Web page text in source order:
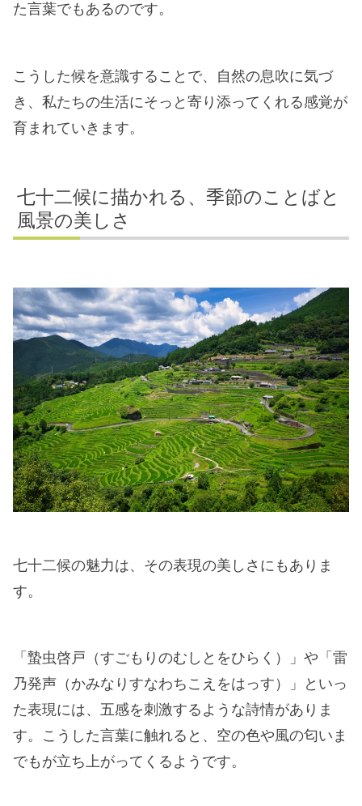
た言葉でもあるのです。
こうした候を意識することで、自然の息吹に気づ
き、私たちの生活にそっと寄り添ってくれる感覚が
育まれていきます。
七十二候に描かれる、季節のことばと
風景の美しさ
七十二候の魅力は、その表現の美しさにもありま
す。
「蟄虫啓戸（すごもりのむしとをひらく）」や「雷
乃発声（かみなりすなわちこえをはっす）」といっ
た表現には、五感を刺激するような詩情がありま
す。こうした言葉に触れると、空の色や風の匂いま
でもが立ち上がってくるようです。